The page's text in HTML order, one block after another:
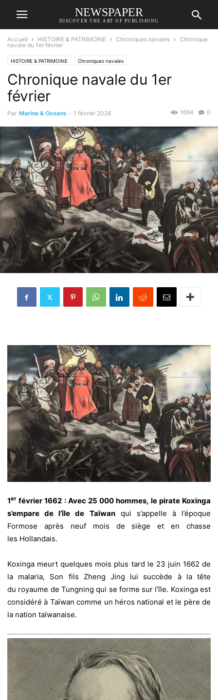
NEWSPAPER
DISCOVER THE ART OF PUBLISHING
Accueil HISTOIRE & PATRIMOINE Chroniques navales
Chronique
navale du 1er février
HISTOIRE & PATRIMOINE Chroniques navales
Chronique navale du 1er
février
Par Marine & Oceans - 1 février 2026 0
1694
1er février 1662 : Avec 25 000 hommes, le pirate Koxinga
s’empare de l’île de Taïwanqui s’appelle à l’époque
Formose après neuf mois de siège et en chasse
les Hollandais.
Koxinga meurt quelques mois plus tard le 23 juin 1662 de
la malaria, Son fils Zheng Jing lui succède à la tête
du royaume de Tungning qui se forme sur l’île. Koxinga est
considéré à Taïwan comme un héros national et le père de
la nation taïwanaise.